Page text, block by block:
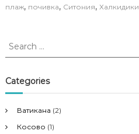
плаж, почивка, Ситония, Халкидики
S
r
c
f
o
Categories
Ватикана (2)
Косово (1)